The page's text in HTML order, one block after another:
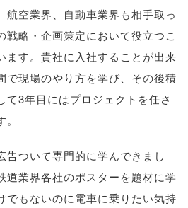
航空業界、自動車業界も相手取っ
戦略・企画策定において役立つこ
ます。貴社に入社することが出来
で現場のやり方を学び、その後積
て3年目にはプロジェクトを任さ
ついて専門的に学んできまし
道業界各社のポスターを題材に学
でもないのに電車に乗りたい気持